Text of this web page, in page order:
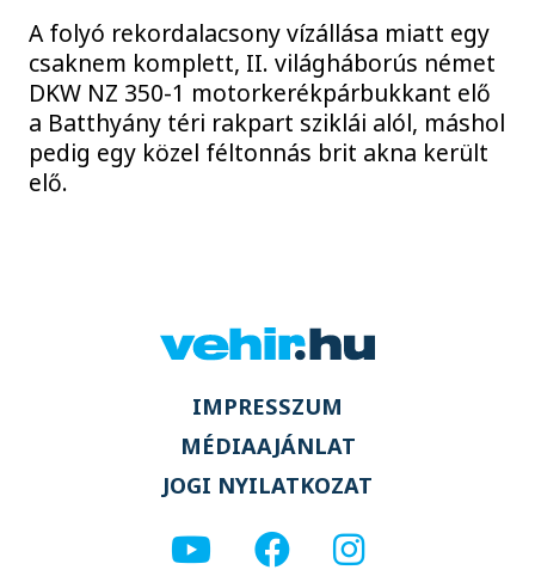
A folyó rekordalacsony vízállása miatt egy
csaknem komplett, II. világháborús német
DKW NZ 350-1 motorkerékpárbukkant elő
a Batthyány téri rakpart sziklái alól, máshol
pedig egy közel féltonnás brit akna került
elő.
IMPRESSZUM
MÉDIAAJÁNLAT
JOGI NYILATKOZAT